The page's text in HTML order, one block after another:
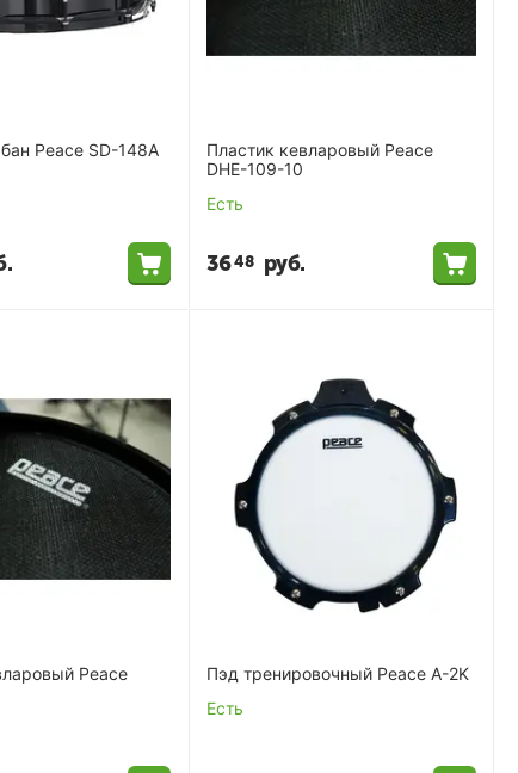
Peace SD-148A
Пластик кевларовый Peace
DHE-109-10
Есть
3648 руб.
Peace
Пэд тренировочный Peace A-2K
Есть